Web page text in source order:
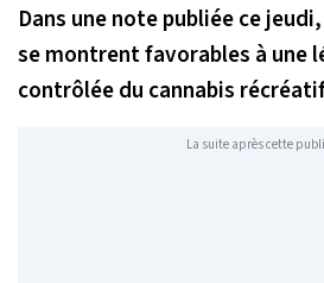
Dans une note publiée ce
se montrent favorables à une
contrôlée du cannabis
La suite après cette